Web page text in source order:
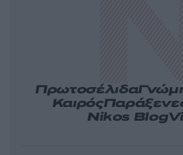
Πρωτοσέλιδα
Καιρός
Nikos Blog